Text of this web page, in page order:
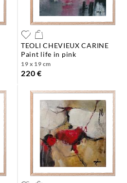
TEOLI CHEVIEUX CARINE
paint life in pink
19 x 19 cm
220 €